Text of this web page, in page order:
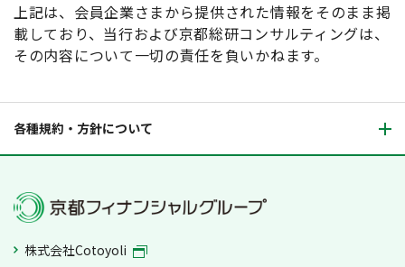
上記は、会員企業さまから提供された情報をそのまま掲
載しており、当行および京都総研コンサルティングは、
その内容について一切の責任を負いかねます。
各種規約・方針について
株式会社Cotoyoli